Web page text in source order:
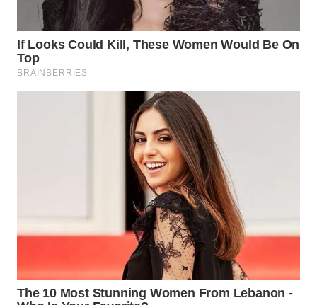
BINTAN
WN
MANDALIKA
Media
Group